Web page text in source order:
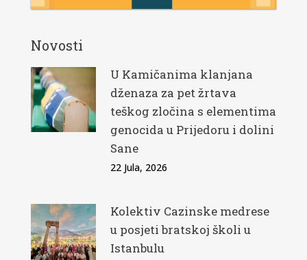
Novosti
U Kamičanima klanjana
dženaza za pet žrtava
teškog zločina s elementima
genocida u Prijedoru i dolini
Sane
22 Jula, 2026
Kolektiv Cazinske medrese
u posjeti bratskoj školi u
Istanbulu